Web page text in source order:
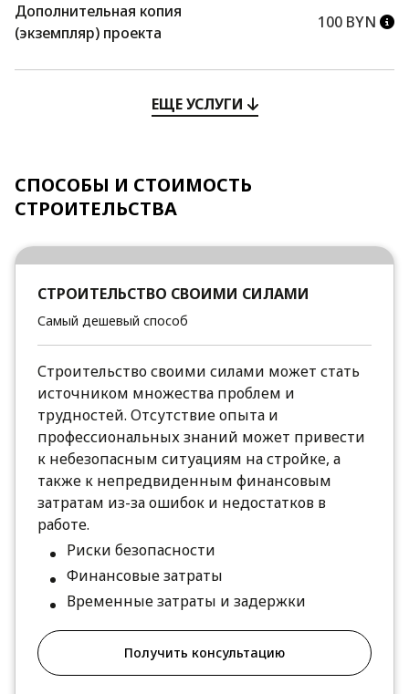
Дополнительная копия
(экземпляр) проекта
100 BYN
ЕЩЕ УСЛУГИ
СПОСОБЫ И СТОИМОСТЬ
СТРОИТЕЛЬСТВА
СТРОИТЕЛЬСТВО СВОИМИ СИЛАМИ
Самый дешевый способ
Строительство своими силами может стать
источником множества проблем и
трудностей. Отсутствие опыта и
профессиональных знаний может привести
к небезопасным ситуациям на стройке, а
также к непредвиденным финансовым
затратам из-за ошибок и недостатков в
работе.
Риски безопасности
Финансовые затраты
Временные затраты и задержки
Получить консультацию